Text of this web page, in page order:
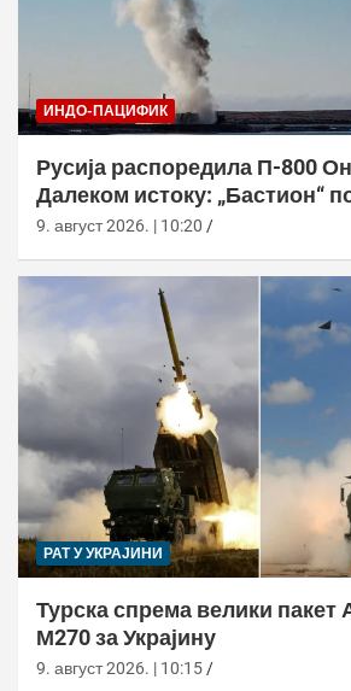
ИНДО-ПАЦИФИК
Русија распоредила П-800
Далеком истоку: „Бастион“
Куриле, Камчатку и Чукотку
9. август 2026. | 10:20
РАТ У УКРАЈИНИ
Турска спрема велики
М270 за Украјину
9. август 2026. | 10:15